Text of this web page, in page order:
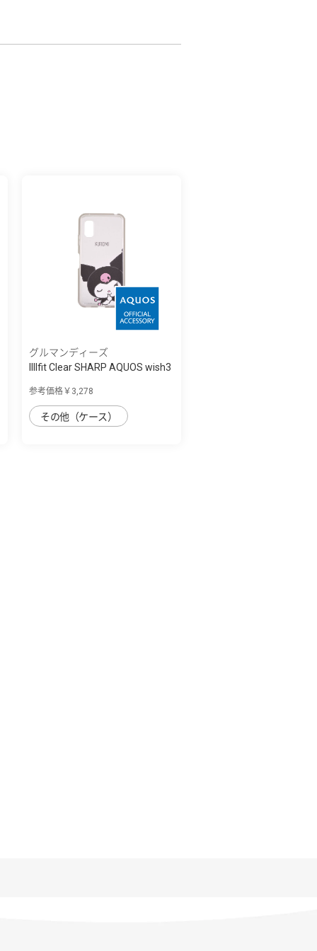
グルマンディーズ
IIIIfit Clear SHARP AQUOS wish3
参考価格￥3,278
その他（ケース）